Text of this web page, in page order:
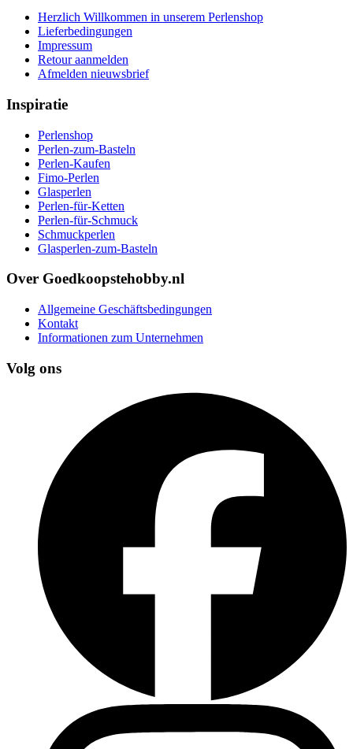
Herzlich Willkommen in unserem Perlenshop
Lieferbedingungen
Impressum
Retour aanmelden
Afmelden nieuwsbrief
Inspiratie
Perlenshop
Perlen-zum-Basteln
Perlen-Kaufen
Fimo-Perlen
Glasperlen
Perlen-für-Ketten
Perlen-für-Schmuck
Schmuckperlen
Glasperlen-zum-Basteln
Over Goedkoopstehobby.nl
Allgemeine Geschäftsbedingungen
Kontakt
Informationen zum Unternehmen
Volg ons